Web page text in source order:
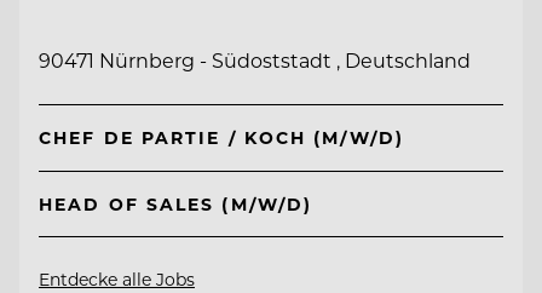
90471 Nürnberg - Südoststadt , Deutschland
CHEF DE PARTIE / KOCH (M/W/D)
HEAD OF SALES (M/W/D)
Entdecke alle Jobs